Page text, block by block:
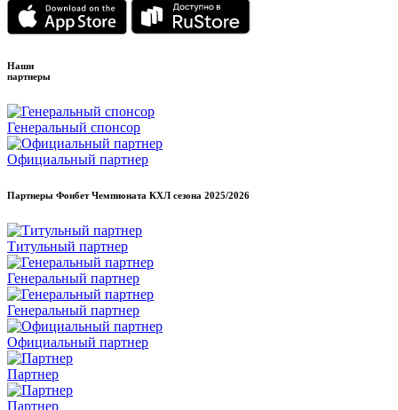
Наши
партнеры
Генеральный спонсор
Официальный партнер
Партнеры Фонбет Чемпионата КХЛ сезона 2025/2026
Титульный партнер
Генеральный партнер
Генеральный партнер
Официальный партнер
Партнер
Партнер